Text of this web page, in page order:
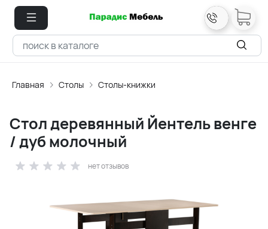
Главная Столы Столы-книжки
Стол деревянный Йентель венге
/ дуб молочный
нет отзывов